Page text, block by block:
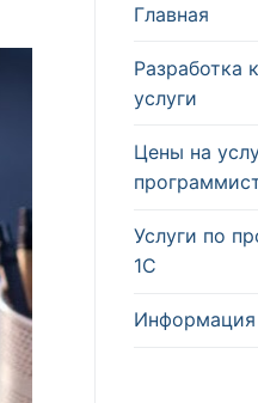
Главная
Разработка
услуги
Цены на
Услуги по
1С
Информация